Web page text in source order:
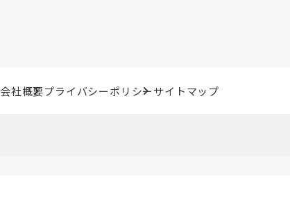
2021年9月
会社概要プライバシーポリシーサイトマップ